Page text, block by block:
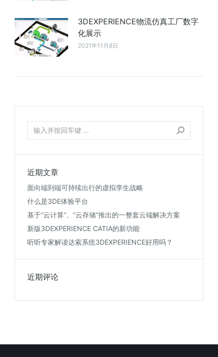
3DEXPERIENCE物流仿真工厂数字
化展示
2021年11月8日
近期文章
面向端到端可持续出行的虚拟孪生战略
什么是3DE体验平台
基于“云计算“、”云存储“推出的一整套云端解决方案
新版3DEXPERIENCE CATIA的新功能
听听专家解读达索系统3DEXPERIENCE好用吗？
近期评论